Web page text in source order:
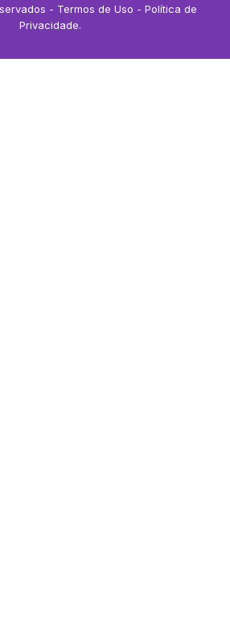
- Termos de Uso - Política de
Privacidade.